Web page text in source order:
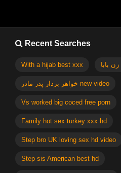
Recent Searches
With a hijab best xxx
خواهر بردار پدر مادر new video
Vs worked big coced free porn
Family hot sex turkey xxx hd
Step bro UK loving sex hd video
Step sis American best hd